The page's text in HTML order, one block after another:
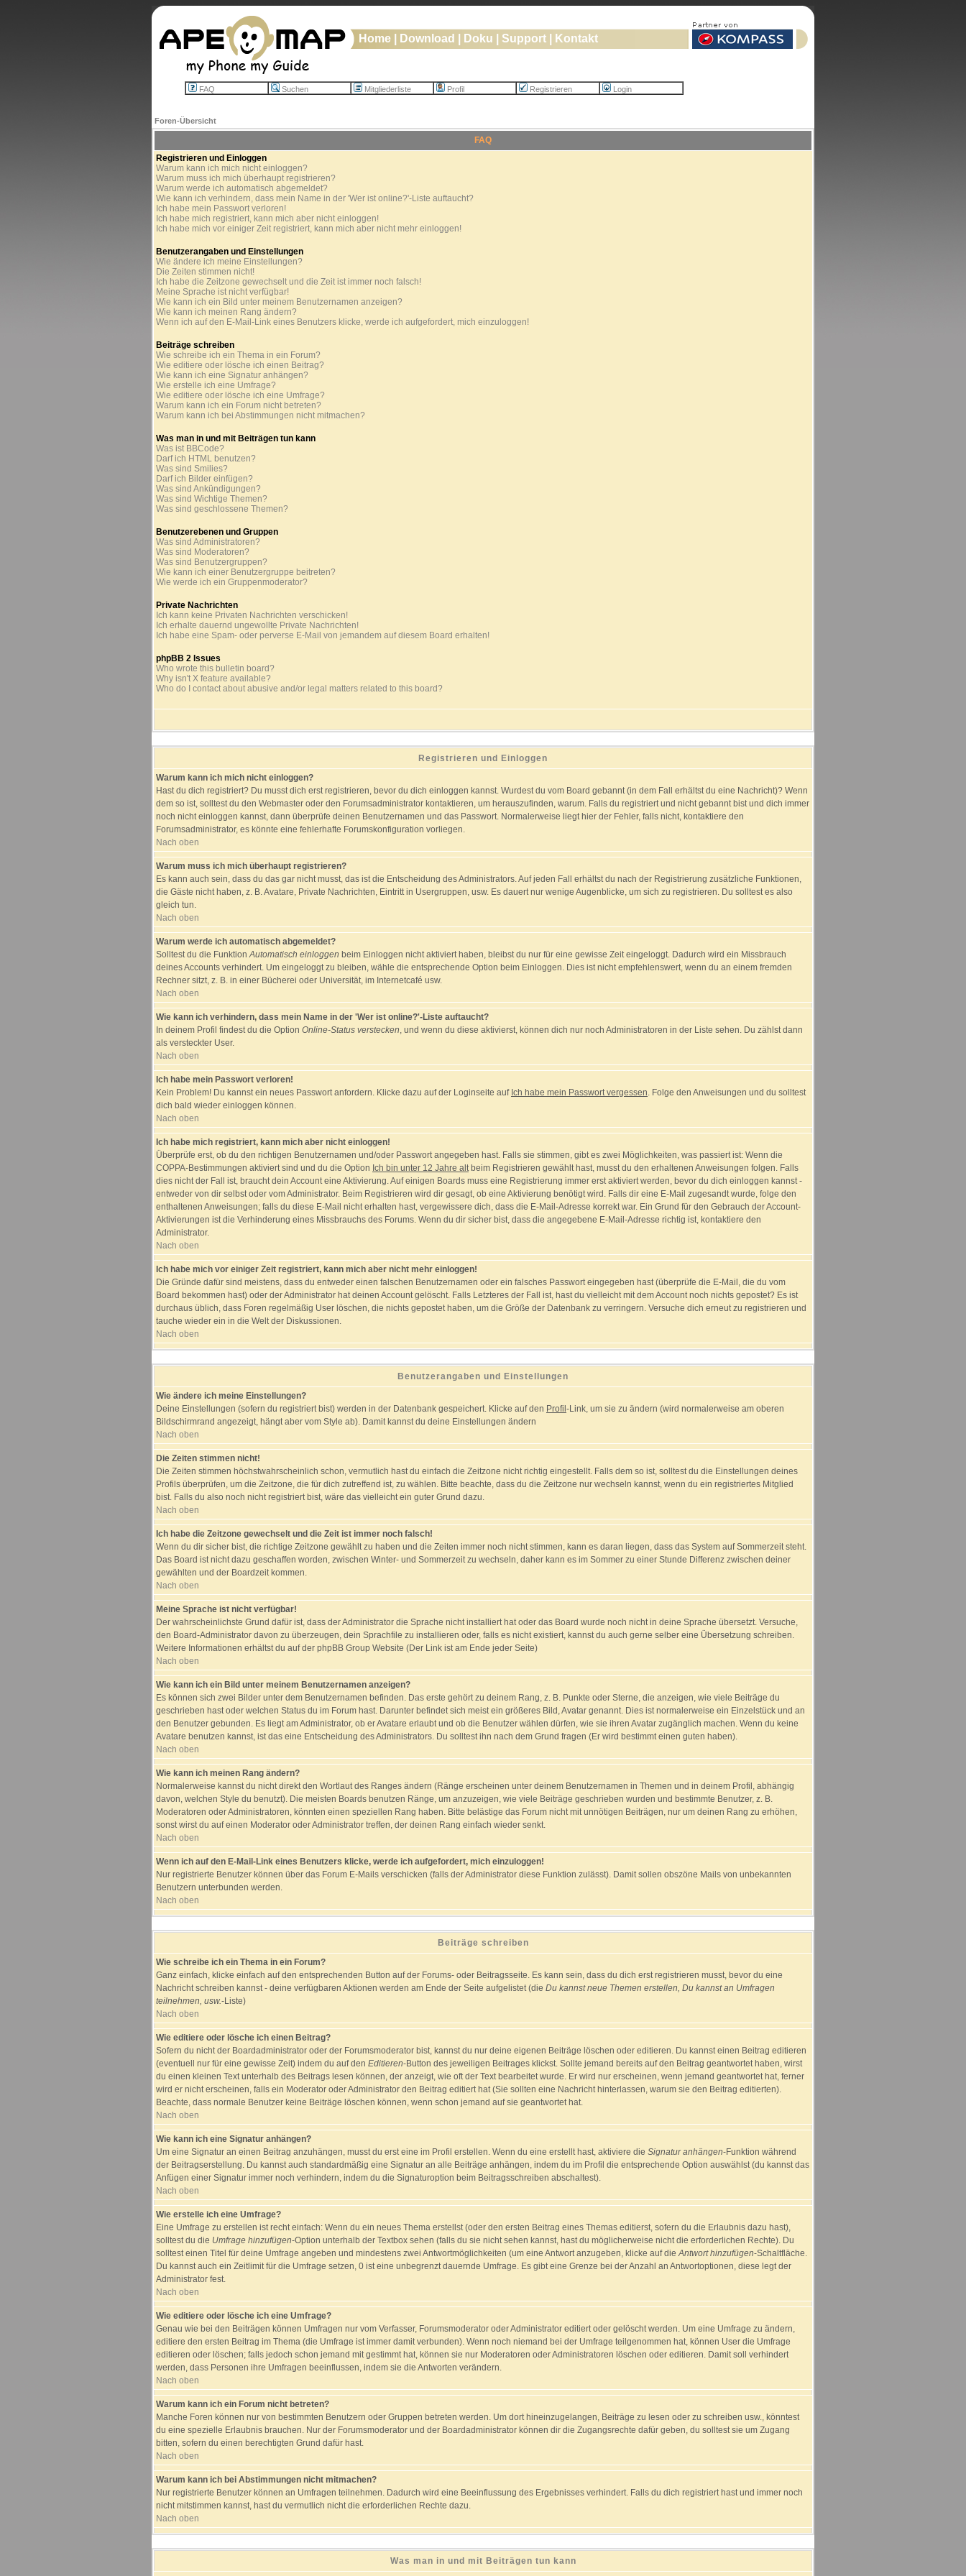
Home Download Doku Support Kontakt
FAQ Suchen Mitgliederliste Profil Registrieren Login
Foren-Übersicht
FAQ
Registrieren und Einloggen
Warum kann ich mich nicht einloggen?
Warum muss ich mich überhaupt registrieren?
Warum werde ich automatisch abgemeldet?
Wie kann ich verhindern, dass mein Name in der 'Wer ist online?'-Liste auftaucht?
Ich habe mein Passwort verloren!
Ich habe mich registriert, kann mich aber nicht einloggen!
Ich habe mich vor einiger Zeit registriert, kann mich aber nicht mehr einloggen!
Benutzerangaben und Einstellungen
Wie ändere ich meine Einstellungen?
Die Zeiten stimmen nicht!
Ich habe die Zeitzone gewechselt und die Zeit ist immer noch falsch!
Meine Sprache ist nicht verfügbar!
Wie kann ich ein Bild unter meinem Benutzernamen anzeigen?
Wie kann ich meinen Rang ändern?
Wenn ich auf den E-Mail-Link eines Benutzers klicke, werde ich aufgefordert, mich einzuloggen!
Beiträge schreiben
Wie schreibe ich ein Thema in ein Forum?
Wie editiere oder lösche ich einen Beitrag?
Wie kann ich eine Signatur anhängen?
Wie erstelle ich eine Umfrage?
Wie editiere oder lösche ich eine Umfrage?
Warum kann ich ein Forum nicht betreten?
Warum kann ich bei Abstimmungen nicht mitmachen?
Was man in und mit Beiträgen tun kann
Was ist BBCode?
Darf ich HTML benutzen?
Was sind Smilies?
Darf ich Bilder einfügen?
Was sind Ankündigungen?
Was sind Wichtige Themen?
Was sind geschlossene Themen?
Benutzerebenen und Gruppen
Was sind Administratoren?
Was sind Moderatoren?
Was sind Benutzergruppen?
Wie kann ich einer Benutzergruppe beitreten?
Wie werde ich ein Gruppenmoderator?
Private Nachrichten
Ich kann keine Privaten Nachrichten verschicken!
Ich erhalte dauernd ungewollte Private Nachrichten!
Ich habe eine Spam- oder perverse E-Mail von jemandem auf diesem Board erhalten!
phpBB 2 Issues
Who wrote this bulletin board?
Why isn't X feature available?
Who do I contact about abusive and/or legal matters related to this board?
Registrieren und Einloggen
Warum kann ich mich nicht einloggen?
Hast du dich registriert? Du musst dich erst registrieren, bevor du dich einloggen kannst. Wurdest du vom Board gebannt (in dem Fall erhältst du eine Nachricht)? Wenn
dem so ist, solltest du den Webmaster oder den Forumsadministrator kontaktieren, um herauszufinden, warum. Falls du registriert und nicht gebannt bist und dich immer
noch nicht einloggen kannst, dann überprüfe deinen Benutzernamen und das Passwort. Normalerweise liegt hier der Fehler, falls nicht, kontaktiere den
Forumsadministrator, es könnte eine fehlerhafte Forumskonfiguration vorliegen.
Nach oben
Warum muss ich mich überhaupt registrieren?
Es kann auch sein, dass du das gar nicht musst, das ist die Entscheidung des Administrators. Auf jeden Fall erhältst du nach der Registrierung zusätzliche Funktionen,
die Gäste nicht haben, z. B. Avatare, Private Nachrichten, Eintritt in Usergruppen, usw. Es dauert nur wenige Augenblicke, um sich zu registrieren. Du solltest es also
gleich tun.
Nach oben
Warum werde ich automatisch abgemeldet?
Solltest du die FunktionAutomatisch einloggen beim Einloggen nicht aktiviert haben, bleibst du nur für eine gewisse Zeit eingeloggt. Dadurch wird ein Missbrauch
deines Accounts verhindert. Um eingeloggt zu bleiben, wähle die entsprechende Option beim Einloggen. Dies ist nicht empfehlenswert, wenn du an einem fremden
Rechner sitzt, z. B. in einer Bücherei oder Universität, im Internetcafé usw.
Nach oben
Wie kann ich verhindern, dass mein Name in der 'Wer ist online?'-Liste auftaucht?
In deinem Profil findest du die Option Online-Status verstecken, und wenn du diese aktivierst, können dich nur noch Administratoren in der Liste sehen. Du zählst dann
als versteckter User.
Nach oben
Ich habe mein Passwort verloren!
Kein Problem! Du kannst ein neues Passwort anfordern. Klicke dazu auf der Loginseite auf Ich habe mein Passwort vergessen. Folge den Anweisungen und du solltest
dich bald wieder einloggen können.
Nach oben
Ich habe mich registriert, kann mich aber nicht einloggen!
Überprüfe erst, ob du den richtigen Benutzernamen und/oder Passwort angegeben hast. Falls sie stimmen, gibt es zwei Möglichkeiten, was passiert ist: Wenn die
COPPA-Bestimmungen aktiviert sind und du die Option Ich bin unter 12 Jahre altbeim Registrieren gewählt hast, musst du den erhaltenen Anweisungen folgen. Falls
dies nicht der Fall ist, braucht dein Account eine Aktivierung. Auf einigen Boards muss eine Registrierung immer erst aktiviert werden, bevor du dich einloggen kannst -
entweder von dir selbst oder vom Administrator. Beim Registrieren wird dir gesagt, ob eine Aktivierung benötigt wird. Falls dir eine E-Mail zugesandt wurde, folge den
enthaltenen Anweisungen; falls du diese E-Mail nicht erhalten hast, vergewissere dich, dass die E-Mail-Adresse korrekt war. Ein Grund für den Gebrauch der Account-
Aktivierungen ist die Verhinderung eines Missbrauchs des Forums. Wenn du dir sicher bist, dass die angegebene E-Mail-Adresse richtig ist, kontaktiere den
Administrator.
Nach oben
Ich habe mich vor einiger Zeit registriert, kann mich aber nicht mehr einloggen!
Die Gründe dafür sind meistens, dass du entweder einen falschen Benutzernamen oder ein falsches Passwort eingegeben hast (überprüfe die E-Mail, die du vom
Board bekommen hast) oder der Administrator hat deinen Account gelöscht. Falls Letzteres der Fall ist, hast du vielleicht mit dem Account noch nichts gepostet? Es ist
durchaus üblich, dass Foren regelmäßig User löschen, die nichts gepostet haben, um die Größe der Datenbank zu verringern. Versuche dich erneut zu registrieren und
tauche wieder ein in die Welt der Diskussionen.
Nach oben
Benutzerangaben und Einstellungen
Wie ändere ich meine Einstellungen?
Deine Einstellungen (sofern du registriert bist) werden in der Datenbank gespeichert. Klicke auf den Profil -Link, um sie zu ändern (wird normalerweise am oberen
Bildschirmrand angezeigt, hängt aber vom Style ab). Damit kannst du deine Einstellungen ändern
Nach oben
Die Zeiten stimmen nicht!
Die Zeiten stimmen höchstwahrscheinlich schon, vermutlich hast du einfach die Zeitzone nicht richtig eingestellt. Falls dem so ist, solltest du die Einstellungen deines
Profils überprüfen, um die Zeitzone, die für dich zutreffend ist, zu wählen. Bitte beachte, dass du die Zeitzone nur wechseln kannst, wenn du ein registriertes Mitglied
bist. Falls du also noch nicht registriert bist, wäre das vielleicht ein guter Grund dazu.
Nach oben
Ich habe die Zeitzone gewechselt und die Zeit ist immer noch falsch!
Wenn du dir sicher bist, die richtige Zeitzone gewählt zu haben und die Zeiten immer noch nicht stimmen, kann es daran liegen, dass das System auf Sommerzeit steht.
Das Board ist nicht dazu geschaffen worden, zwischen Winter- und Sommerzeit zu wechseln, daher kann es im Sommer zu einer Stunde Differenz zwischen deiner
gewählten und der Boardzeit kommen.
Nach oben
Meine Sprache ist nicht verfügbar!
Der wahrscheinlichste Grund dafür ist, dass der Administrator die Sprache nicht installiert hat oder das Board wurde noch nicht in deine Sprache übersetzt. Versuche,
den Board-Administrator davon zu überzeugen, dein Sprachfile zu installieren oder, falls es nicht existiert, kannst du auch gerne selber eine Übersetzung schreiben.
Weitere Informationen erhältst du auf der phpBB Group Website (Der Link ist am Ende jeder Seite)
Nach oben
Wie kann ich ein Bild unter meinem Benutzernamen anzeigen?
Es können sich zwei Bilder unter dem Benutzernamen befinden. Das erste gehört zu deinem Rang, z. B. Punkte oder Sterne, die anzeigen, wie viele Beiträge du
geschrieben hast oder welchen Status du im Forum hast. Darunter befindet sich meist ein größeres Bild, Avatar genannt. Dies ist normalerweise ein Einzelstück und an
den Benutzer gebunden. Es liegt am Administrator, ob er Avatare erlaubt und ob die Benutzer wählen dürfen, wie sie ihren Avatar zugänglich machen. Wenn du keine
Avatare benutzen kannst, ist das eine Entscheidung des Administrators. Du solltest ihn nach dem Grund fragen (Er wird bestimmt einen guten haben).
Nach oben
Wie kann ich meinen Rang ändern?
Normalerweise kannst du nicht direkt den Wortlaut des Ranges ändern (Ränge erscheinen unter deinem Benutzernamen in Themen und in deinem Profil, abhängig
davon, welchen Style du benutzt). Die meisten Boards benutzen Ränge, um anzuzeigen, wie viele Beiträge geschrieben wurden und bestimmte Benutzer, z. B.
Moderatoren oder Administratoren, könnten einen speziellen Rang haben. Bitte belästige das Forum nicht mit unnötigen Beiträgen, nur um deinen Rang zu erhöhen,
sonst wirst du auf einen Moderator oder Administrator treffen, der deinen Rang einfach wieder senkt.
Nach oben
Wenn ich auf den E-Mail-Link eines Benutzers klicke, werde ich aufgefordert, mich einzuloggen!
Nur registrierte Benutzer können über das Forum E-Mails verschicken (falls der Administrator diese Funktion zulässt). Damit sollen obszöne Mails von unbekannten
Benutzern unterbunden werden.
Nach oben
Beiträge schreiben
Wie schreibe ich ein Thema in ein Forum?
Ganz einfach, klicke einfach auf den entsprechenden Button auf der Forums- oder Beitragsseite. Es kann sein, dass du dich erst registrieren musst, bevor du eine
Nachricht schreiben kannst - deine verfügbaren Aktionen werden am Ende der Seite aufgelistet (die Du kannst neue Themen erstellen, Du kannst an Umfragen
teilnehmen, usw.-Liste)
Nach oben
Wie editiere oder lösche ich einen Beitrag?
Sofern du nicht der Boardadministrator oder der Forumsmoderator bist, kannst du nur deine eigenen Beiträge löschen oder editieren. Du kannst einen Beitrag editieren
(eventuell nur für eine gewisse Zeit) indem du auf den Editieren-Button des jeweiligen Beitrages klickst. Sollte jemand bereits auf den Beitrag geantwortet haben, wirst
du einen kleinen Text unterhalb des Beitrags lesen können, der anzeigt, wie oft der Text bearbeitet wurde. Er wird nur erscheinen, wenn jemand geantwortet hat, ferner
wird er nicht erscheinen, falls ein Moderator oder Administrator den Beitrag editiert hat (Sie sollten eine Nachricht hinterlassen, warum sie den Beitrag editierten).
Beachte, dass normale Benutzer keine Beiträge löschen können, wenn schon jemand auf sie geantwortet hat.
Nach oben
Wie kann ich eine Signatur anhängen?
Um eine Signatur an einen Beitrag anzuhängen, musst du erst eine im Profil erstellen. Wenn du eine erstellt hast, aktiviere die Signatur anhängen-Funktion während
der Beitragserstellung. Du kannst auch standardmäßig eine Signatur an alle Beiträge anhängen, indem du im Profil die entsprechende Option auswählst (du kannst das
Anfügen einer Signatur immer noch verhindern, indem du die Signaturoption beim Beitragsschreiben abschaltest).
Nach oben
Wie erstelle ich eine Umfrage?
Eine Umfrage zu erstellen ist recht einfach: Wenn du ein neues Thema erstellst (oder den ersten Beitrag eines Themas editierst, sofern du die Erlaubnis dazu hast),
solltest du die Umfrage hinzufügen-Option unterhalb der Textbox sehen (falls du sie nicht sehen kannst, hast du möglicherweise nicht die erforderlichen Rechte). Du
solltest einen Titel für deine Umfrage angeben und mindestens zwei Antwortmöglichkeiten (um eine Antwort anzugeben, klicke auf dieAntwort hinzufügen-Schaltfläche.
Du kannst auch ein Zeitlimit für die Umfrage setzen, 0 ist eine unbegrenzt dauernde Umfrage. Es gibt eine Grenze bei der Anzahl an Antwortoptionen, diese legt der
Administrator fest.
Nach oben
Wie editiere oder lösche ich eine Umfrage?
Genau wie bei den Beiträgen können Umfragen nur vom Verfasser, Forumsmoderator oder Administrator editiert oder gelöscht werden. Um eine Umfrage zu ändern,
editiere den ersten Beitrag im Thema (die Umfrage ist immer damit verbunden). Wenn noch niemand bei der Umfrage teilgenommen hat, können User die Umfrage
editieren oder löschen; falls jedoch schon jemand mit gestimmt hat, können sie nur Moderatoren oder Administratoren löschen oder editieren. Damit soll verhindert
werden, dass Personen ihre Umfragen beeinflussen, indem sie die Antworten verändern.
Nach oben
Warum kann ich ein Forum nicht betreten?
Manche Foren können nur von bestimmten Benutzern oder Gruppen betreten werden. Um dort hineinzugelangen, Beiträge zu lesen oder zu schreiben usw., könntest
du eine spezielle Erlaubnis brauchen. Nur der Forumsmoderator und der Boardadministrator können dir die Zugangsrechte dafür geben, du solltest sie um Zugang
bitten, sofern du einen berechtigten Grund dafür hast.
Nach oben
Warum kann ich bei Abstimmungen nicht mitmachen?
Nur registrierte Benutzer können an Umfragen teilnehmen. Dadurch wird eine Beeinflussung des Ergebnisses verhindert. Falls du dich registriert hast und immer noch
nicht mitstimmen kannst, hast du vermutlich nicht die erforderlichen Rechte dazu.
Nach oben
Was man in und mit Beiträgen tun kann